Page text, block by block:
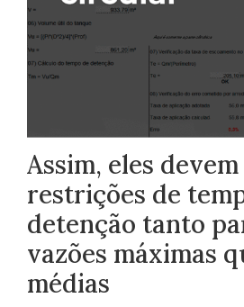
Assim, eles
restrições de
detenção tanto
vazões máximas
médias